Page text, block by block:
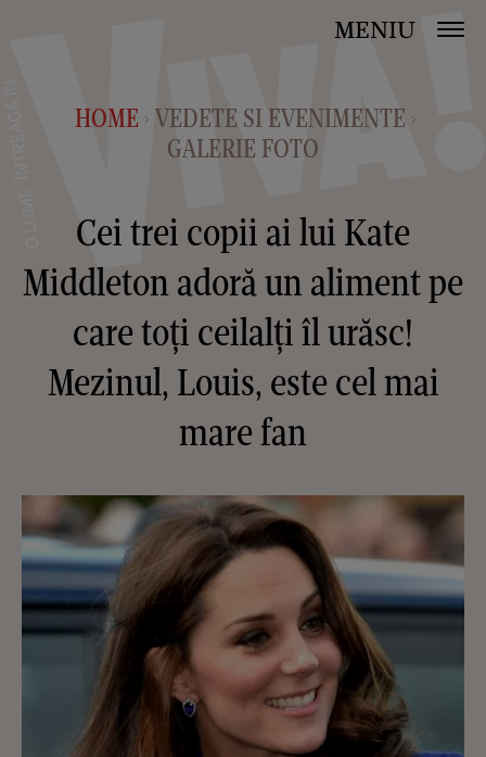
MENIU
HOME > VEDETE SI EVENIMENTE >
GALERIE FOTO
Cei trei copii ai lui Kate
Middleton adoră un aliment pe
care toți ceilalți îl urăsc!
Mezinul, Louis, este cel mai
mare fan